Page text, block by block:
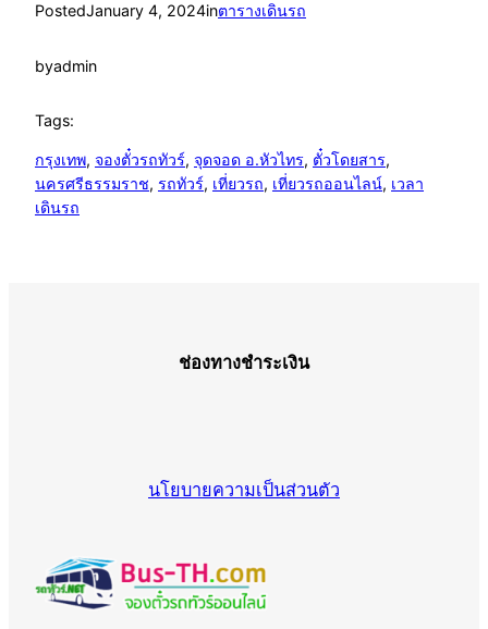
PostedJanuary 4, 2024inตารางเดินรถ
byadmin
Tags:
กรุงเทพ, จองตั๋วรถทัวร์, จุดจอด อ.หัวไทร, ตั๋วโดยสาร
นครศรีธรรมราช, รถทัวร์, เที่ยวรถ, เที่ยวรถออนไลน์, เวลา
เดินรถ
ช่องทางชำระเงิน
นโยบายความเป็นส่วนตัว